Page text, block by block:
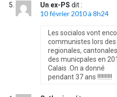
Un ex-PS dit :
10 février 2010 à 8h24
Les socialos vont
communistes lors
regionales,
des municpales en
Calais .On a donné
pendant 37 ans !!!!!!!!!!